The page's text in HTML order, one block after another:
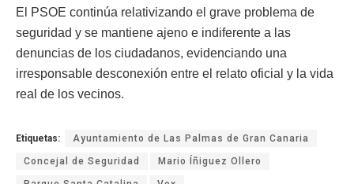
El PSOE continúa relativizando el grave problema de
seguridad y se mantiene ajeno e indiferente a las
denuncias de los ciudadanos, evidenciando una
irresponsable desconexión entre el relato oficial y la vida
real de los vecinos.
Etiquetas: Ayuntamiento de Las Palmas de Gran Canaria
Concejal de Seguridad Mario Íñiguez Ollero